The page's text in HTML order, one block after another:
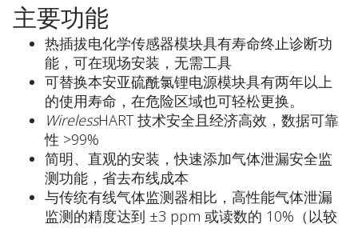
主要功能
热插拔电化学传感器模块具有寿命终止诊断功
能，可在现场安装，无需工具
可替换本安亚硫酰氯锂电源模块具有两年以上
的使用寿命，在危险区域也可轻松更换。
WirelessHART 技术安全且经济高效，数据可靠
性 >99%
简明、直观的安装，快速添加气体泄漏安全监
测功能，省去布线成本
与传统有线气体监测器相比，高性能气体泄漏
监测的精度达到 ±3 ppm 或读数的 10%（以较